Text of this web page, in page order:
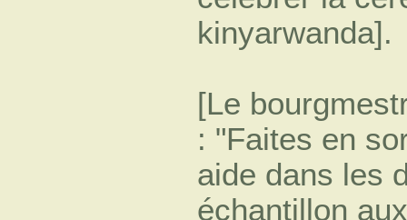
kinyarwanda].
[Le
: "Faites en
aide dans les
échantillon